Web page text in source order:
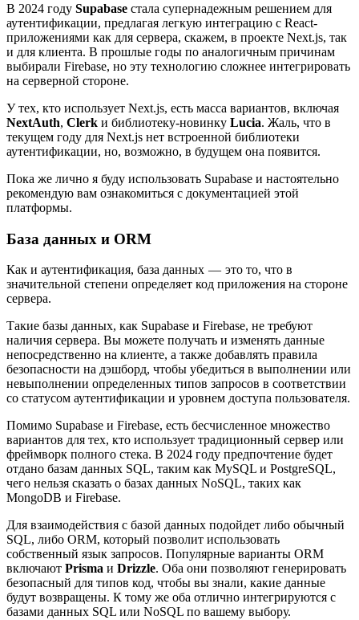
В 2024 году Supabase стала супернадежным решением для
аутентификации, предлагая легкую интеграцию с React-
приложениями как для сервера, скажем, в проекте Next.js, так
и для клиента. В прошлые годы по аналогичным причинам
выбирали Firebase, но эту технологию сложнее интегрировать
на серверной стороне.
У тех, кто использует Next.js, есть масса вариантов, включая
NextAuth, Clerk и библиотеку-новинку Lucia. Жаль, что в
текущем году для Next.js нет встроенной библиотеки
аутентификации, но, возможно, в будущем она появится.
Пока же лично я буду использовать Supabase и настоятельно
рекомендую вам ознакомиться с документацией этой
платформы.
База данных и ORM
Как и аутентификация, база данных — это то, что в
значительной степени определяет код приложения на стороне
сервера.
Такие базы данных, как Supabase и Firebase, не требуют
наличия сервера. Вы можете получать и изменять данные
непосредственно на клиенте, а также добавлять правила
безопасности на дэшборд, чтобы убедиться в выполнении или
невыполнении определенных типов запросов в соответствии
со статусом аутентификации и уровнем доступа пользователя.
Помимо Supabase и Firebase, есть бесчисленное множество
вариантов для тех, кто использует традиционный сервер или
фреймворк полного стека. В 2024 году предпочтение будет
отдано базам данных SQL, таким как MySQL и PostgreSQL,
чего нельзя сказать о базах данных NoSQL, таких как
MongoDB и Firebase.
Для взаимодействия с базой данных подойдет либо обычный
SQL, либо ORM, который позволит использовать
собственный язык запросов. Популярные варианты ORM
включают Prisma и Drizzle. Оба они позволяют генерировать
безопасный для типов код, чтобы вы знали, какие данные
будут возвращены. К тому же оба отлично интегрируются с
базами данных SQL или NoSQL по вашему выбору.